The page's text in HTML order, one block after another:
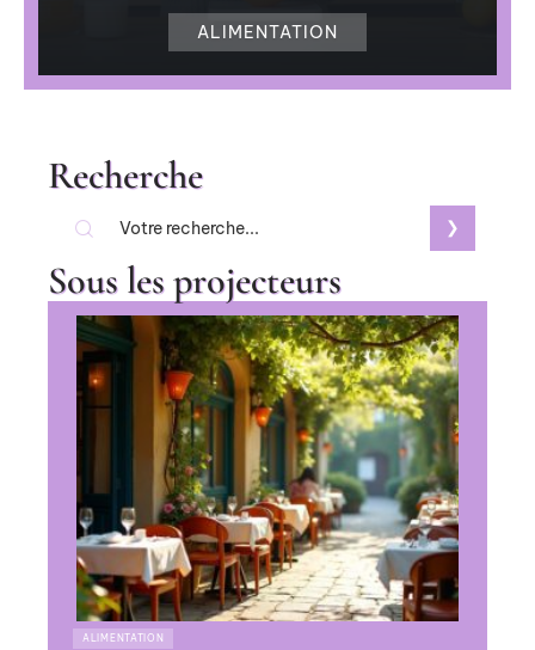
ALIMENTATION
Recherche
Sous les projecteurs
ALIMENTATION